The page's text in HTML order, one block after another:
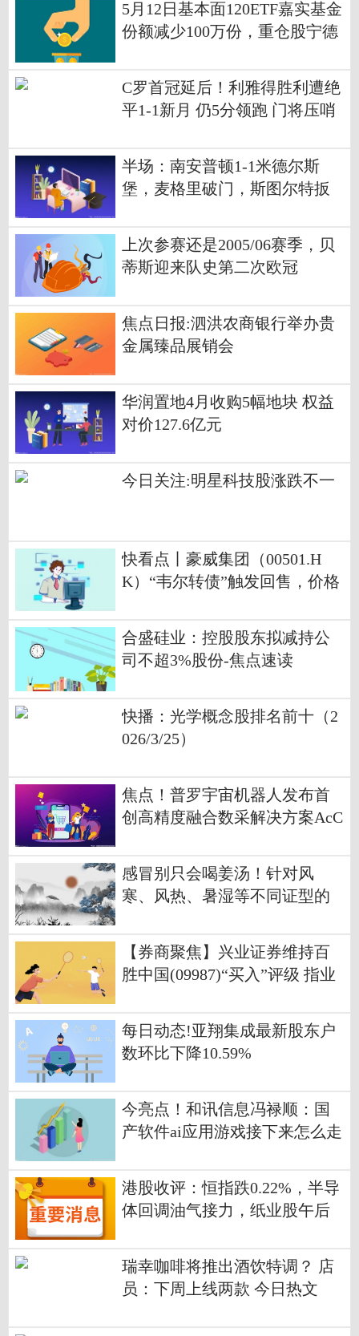
5月12日基本面120ETF嘉实基金
份额减少100万份，重仓股宁德
日热点
C罗首冠延后！利雅得胜利遭绝
平1-1新月 仍5分领跑 门将压哨
半场：南安普顿1-1米德尔斯
堡，麦格里破门，斯图尔特扳
上次参赛还是2005/06赛季，贝
蒂斯迎来队史第二次欧冠
焦点日报:泗洪农商银行举办贵
金属臻品展销会
华润置地4月收购5幅地块 权益
对价127.6亿元
今日关注:明星科技股涨跌不一
快看点丨豪威集团（00501.H
K）“韦尔转债”触发回售，价格
合盛硅业：控股股东拟减持公
司不超3%股份-焦点速读
快播：光学概念股排名前十（2
026/3/25）
焦点！普罗宇宙机器人发布首
创高精度融合数采解决方案AcC
感冒别只会喝姜汤！针对风
寒、风热、暑湿等不同证型的
【券商聚焦】兴业证券维持百
胜中国(09987)“买入”评级 指业
每日动态!亚翔集成最新股东户
数环比下降10.59%
今亮点！和讯信息冯禄顺：国
产软件ai应用游戏接下来怎么走
港股收评：恒指跌0.22%，半导
体回调油气接力，纸业股午后
瑞幸咖啡将推出酒饮特调？ 店
员：下周上线两款 今日热文